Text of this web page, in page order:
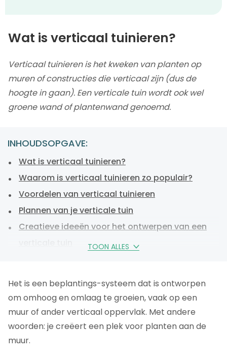
Wat is verticaal tuinieren?
Verticaal tuinieren is het kweken van planten op
muren of constructies die verticaal zijn (dus de
hoogte in gaan). Een verticale tuin wordt ook wel
groene wand of plantenwand genoemd.
INHOUDSOPGAVE:
TOON ALLES
Wat is verticaal tuinieren?
Waarom is verticaal tuinieren zo populair?
Voordelen van verticaal tuinieren
Plannen van je verticale tuin
Creatieve ideeën voor het ontwerpen van een
Hoe maak je een verticale tuin?
Hoe maak je een verticale tuin binnenshuis?
Hoe maak je een verticale tuin buiten?
Hoe maak je een verticale tuin op een balkon?
Het is een beplantings-systeem dat is ontworpen
om omhoog en omlaag te groeien, vaak op een
muur of ander verticaal oppervlak. Met andere
woorden: je creëert een plek voor planten aan de
muur.